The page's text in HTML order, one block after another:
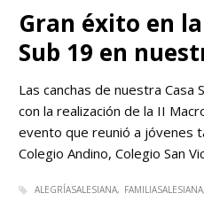
Gran éxito en
Sub 19 en
Las canchas de nuestra
con la realización de la II
evento que reunió a jóvenes
Colegio Andino, Colegio San
ALEGRÍASALESIANA FAMILIASALESIANA